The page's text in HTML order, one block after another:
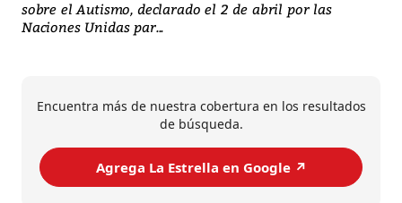
sobre el Autismo, declarado el 2 de abril por las
Naciones Unidas par...
Encuentra más de nuestra cobertura en los resultados
de búsqueda.
Agrega La Estrella en Google ↗️